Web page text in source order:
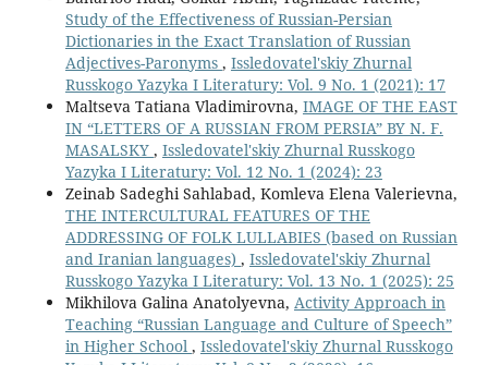
Study of the Effectiveness of Russian-Persian
Dictionaries in the Exact Translation of Russian
Adjectives-Paronyms , Issledovatel'skiy Zhurnal
Russkogo Yazyka I Literatury: Vol. 9 No. 1 (2021): 17
Maltseva Tatiana Vladimirovna, IMAGE OF THE EAST
IN “LETTERS OF A RUSSIAN FROM PERSIA” BY N. F.
MASALSKY , Issledovatel'skiy Zhurnal Russkogo
Yazyka I Literatury: Vol. 12 No. 1 (2024): 23
Zeinab Sadeghi Sahlabad, Komleva Elena Valerievna,
THE INTERCULTURAL FEATURES OF THE
ADDRESSING OF FOLK LULLABIES (based on Russian
and Iranian languages) , Issledovatel'skiy Zhurnal
Russkogo Yazyka I Literatury: Vol. 13 No. 1 (2025): 25
Mikhilova Galina Anatolyevna, Activity Approach in
Teaching “Russian Language and Culture of Speech”
in Higher School , Issledovatel'skiy Zhurnal Russkogo